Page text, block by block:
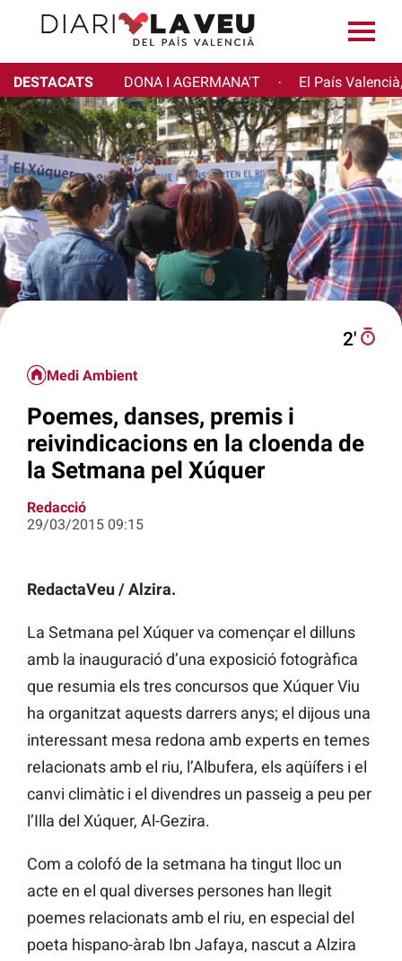
DESTACATS DONA I AGERMANA'T · El País
2′
Medi Ambient
Poemes, danses, premis i
reivindicacions en la cloenda de
la Setmana pel Xúquer
Redacció
29/03/2015 09:15
RedactaVeu / Alzira.
La Setmana pel Xúquer va començar el dilluns
amb la inauguració d’una exposició fotogràfica
que resumia els tres concursos que Xúquer Viu
ha organitzat aquests darrers anys; el dijous una
interessant mesa redona amb experts en temes
relacionats amb el riu, l’Albufera, els aqüífers i el
canvi climàtic i el divendres un passeig a peu per
l’Illa del Xúquer, Al-Gezira.
Com a colofó de la setmana ha tingut lloc un
acte en el qual diverses persones han llegit
poemes relacionats amb el riu, en especial del
poeta hispano-àrab Ibn Jafaya, nascut a Alzira